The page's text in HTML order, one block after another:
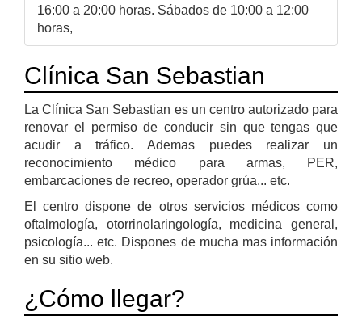
16:00 a 20:00 horas. Sábados de 10:00 a 12:00
horas,
Clínica San Sebastian
La Clínica San Sebastian es un centro autorizado para
renovar el permiso de conducir sin que tengas que
acudir a tráfico. Ademas puedes realizar un
reconocimiento médico para armas, PER,
embarcaciones de recreo, operador grúa... etc.
El centro dispone de otros servicios médicos como
oftalmología, otorrinolaringología, medicina general,
psicología... etc. Dispones de mucha mas información
en su sitio web.
¿Cómo llegar?